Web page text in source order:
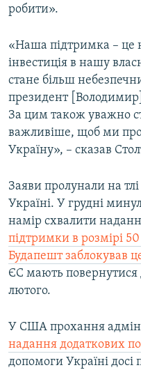
робити».
«Наша підтримка – це
інвестиція в нашу
стане більш
президент
За цим також уважно
важливіше, щоб ми
Україну», – сказав
Заяви пролунали на
Україні. У грудні
намір схвалити
підтримки в розмірі 50
Будапешт заблокував
ЄС мають повернутися
лютого.
У США прохання
надання додаткових
допомоги Україні досі